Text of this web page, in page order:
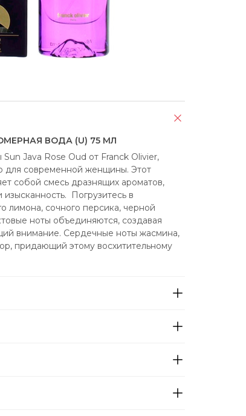
ВОДА (U) 75 МЛ
Java Rose Oud от Franck Olivier,
для современной женщины. Этот
собой смесь дразнящих ароматов,
Погрузитесь в
лимона, сочного персика, черной
ноты объединяются, создавая
внимание. Сердечные ноты жасмина,
придающий этому восхитительному